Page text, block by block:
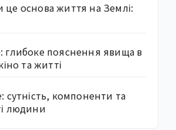
це основа життя на Землі:
глибоке пояснення явища в
та житті
сутність, компоненти та
людини